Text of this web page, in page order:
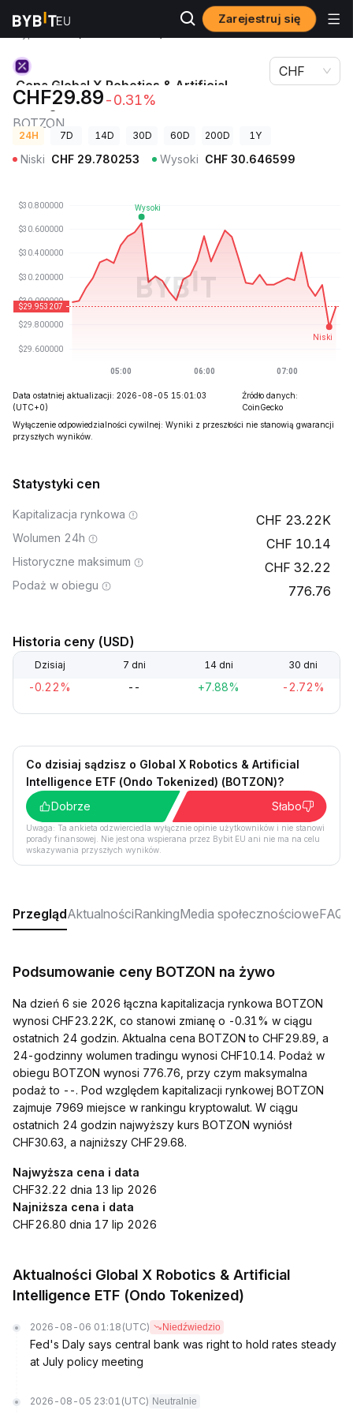
Zarejestruj się
Ceny
Cena Global X Robotics & Artificial Intelligence ETF
(Ondo Tokenized) BOTZON
Cena Global X Robotics & Artificial
Intelligence ETF (Ondo Tokenized)
BOTZON
CHF29.89-0.31%
CHF
24H 7D 14D 30D 60D 200D 1Y
Niski CHF 29.780253 Wysoki CHF 30.646599
Data ostatniej aktualizacji: 2026-08-05 15:01:03
(UTC+0)
Źródło danych:
CoinGecko
Wyłączenie odpowiedzialności cywilnej: Wyniki z przeszłości nie stanowią gwarancji
przyszłych wyników.
Statystyki cen
Kapitalizacja rynkowa 23.22K
Wolumen 24h 10.14
Historyczne maksimum 32.22
Podaż w obiegu 776.76
Historia ceny (USD)
Dzisiaj 7 dni 14 dni 30 dni
-0.22% -- +7.88% -2.72%
Co dzisiaj sądzisz o Global X Robotics & Artificial
Intelligence ETF (Ondo Tokenized) (BOTZON)?
Dobrze
Słabo
Uwaga: Ta ankieta odzwierciedla wyłącznie opinie użytkowników i nie stanowi
porady finansowej. Nie jest ona wspierana przez Bybit EU ani nie ma na celu
wskazywania przyszłych wyników.
PrzeglądAktualnościRankingMedia społecznościoweFAQ
Podsumowanie ceny BOTZON na żywo
Na dzień 6 sie 2026 łączna kapitalizacja rynkowa BOTZON
wynosi CHF23.22K, co stanowi zmianę o -0.31% w ciągu
ostatnich 24 godzin. Aktualna cena BOTZON to CHF29.89, a
24-godzinny wolumen tradingu wynosi CHF10.14. Podaż w
obiegu BOTZON wynosi 776.76, przy czym maksymalna
podaż to --. Pod względem kapitalizacji rynkowej BOTZON
zajmuje 7969 miejsce w rankingu kryptowalut. W ciągu
ostatnich 24 godzin najwyższy kurs BOTZON wyniósł
CHF30.63, a najniższy CHF29.68.
Najwyższa cena i data
CHF32.22 dnia 13 lip 2026
Najniższa cena i data
CHF26.80 dnia 17 lip 2026
Aktualności Global X Robotics & Artificial
Intelligence ETF (Ondo Tokenized)
2026-08-06 01:18 (UTC) Niedźwiedzio
Fed's Daly says central bank was right to hold rates steady
at July policy meeting
2026-08-05 23:01 (UTC) Neutralnie